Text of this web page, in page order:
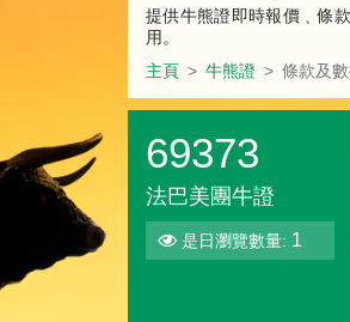
提供牛熊證即時報價﹑條
用。
主頁
牛熊證 條款及
69373
法巴美團牛證
是日瀏覽數量: 1